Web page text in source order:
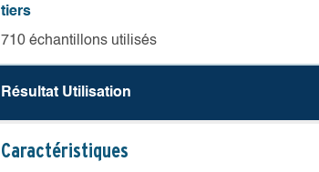
tiers
710 échantillons utilisés
Résultat Utilisation
Caractéristiques